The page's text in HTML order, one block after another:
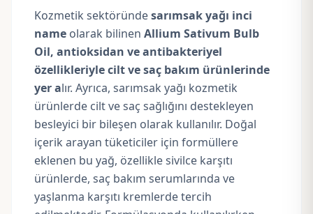
Kozmetik sektöründesarımsak yağı inci
name olarak bilinen Allium Sativum Bulb
Oil, antioksidan ve antibakteriyel
özellikleriyle cilt ve saç bakım ürünlerinde
yer alır. Ayrıca, sarımsak yağı kozmetik
ürünlerde cilt ve saç sağlığını destekleyen
besleyici bir bileşen olarak kullanılır. Doğal
içerik arayan tüketiciler için formüllere
eklenen bu yağ, özellikle sivilce karşıtı
ürünlerde, saç bakım serumlarında ve
yaşlanma karşıtı kremlerde tercih